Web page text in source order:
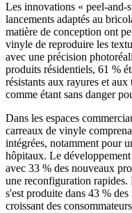
Les innovations « peel-
lancements adaptés au
matière de conception ont
vinyle de reproduire les
avec une précision
produits résidentiels, 61 %
résistants aux rayures et
comme étant sans danger
Dans les espaces
carreaux de vinyle
intégrées, notamment pour
hôpitaux. Le
avec 33 % des nouveaux
une reconfiguration rapides.
s'est produite dans 43 %
croissant des